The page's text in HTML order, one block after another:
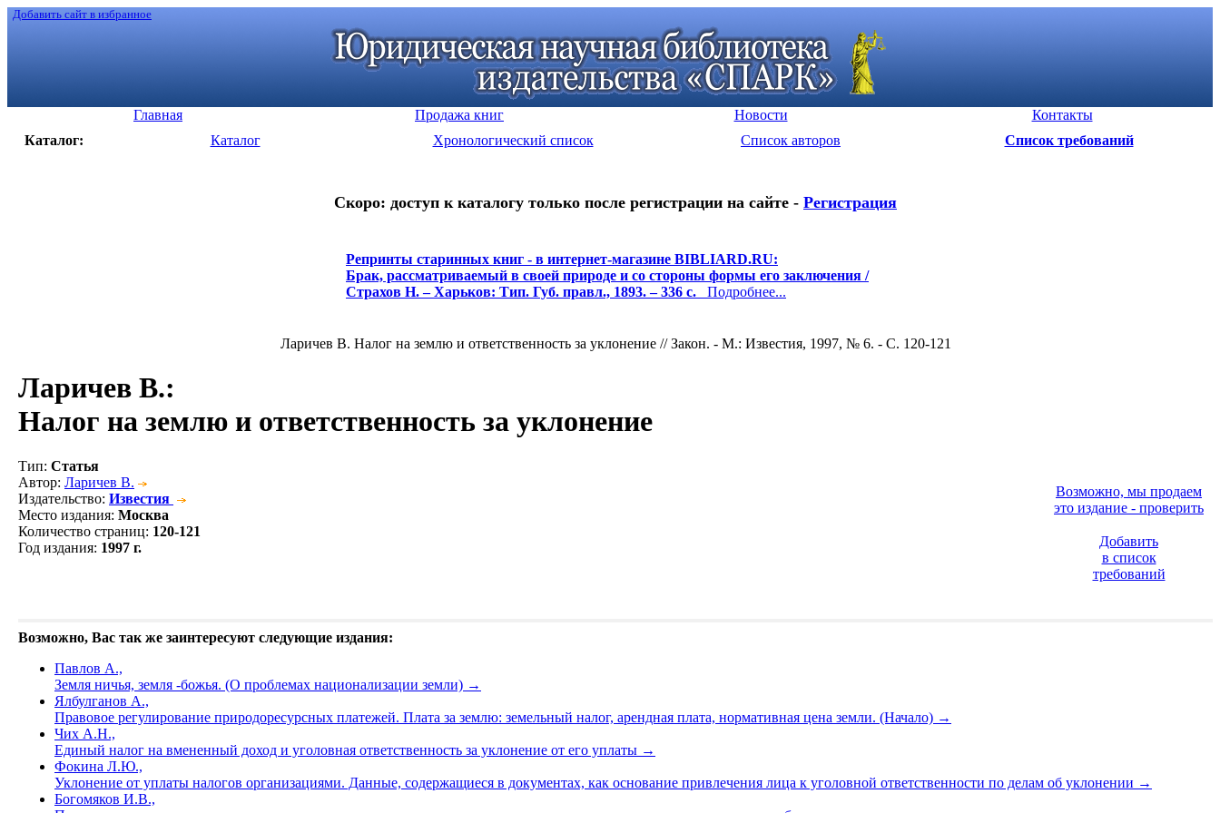
Добавить сайт в избранное
Главная Продажа книг Новости
Контакты
Каталог:
Каталог Хронологический список Список авторов Список требований
Скоро: доступ к каталогу только после регистрации на сайте - Регистрация
Репринты старинных книг - в интернет-магазине BIBLIARD.RU:
Брак, рассматриваемый в своей природе и со стороны формы его заключения /
Страхов Н. – Харьков: Тип. Губ. правл., 1893. – 336 с. Подробнее...
Ларичев В. Налог на землю и ответственность за уклонение // Закон. - М.: Известия, 1997, № 6. - С. 120-121
Ларичев В.:
Налог на землю и ответственность за уклонение
Тип: Статья
Автор: Ларичев В.
Издательство: Известия
Место издания: Москва
Количество страниц: 120-121
Год издания: 1997 г.
Возможно, мы продаем
это издание - проверить
Добавить
в список
требований
Возможно, Вас так же заинтересуют следующие издания:
Павлов А.,
Земля ничья, земля -божья. (О проблемах национализации земли) →
Ялбулганов А.,
Правовое регулирование природоресурсных платежей. Плата за землю: земельный налог, арендная плата, нормативная цена земли. (Начало) →
Чих А.Н.,
Единый налог на вмененный доход и уголовная ответственность за уклонение от его уплаты →
Фокина Л.Ю.,
Уклонение от уплаты налогов организациями. Данные, содержащиеся в документах, как основание привлечения лица к уголовной ответственности по делам об уклонении →
Богомяков И.В.,